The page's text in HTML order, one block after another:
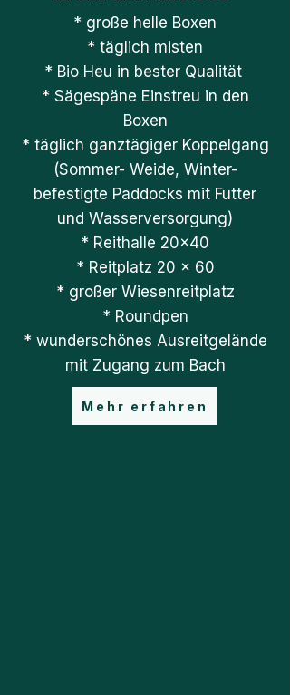
* große helle Boxen
* täglich misten
* Bio Heu in bester Qualität
* Sägespäne Einstreu in den
Boxen
* täglich ganztägiger Koppelgang
(Sommer- Weide, Winter-
befestigte Paddocks mit Futter
und Wasserversorgung)
* Reithalle 20x40
* Reitplatz 20 x 60
* großer Wiesenreitplatz
* Roundpen
* wunderschönes Ausreitgelände
mit Zugang zum Bach
Mehr erfahren